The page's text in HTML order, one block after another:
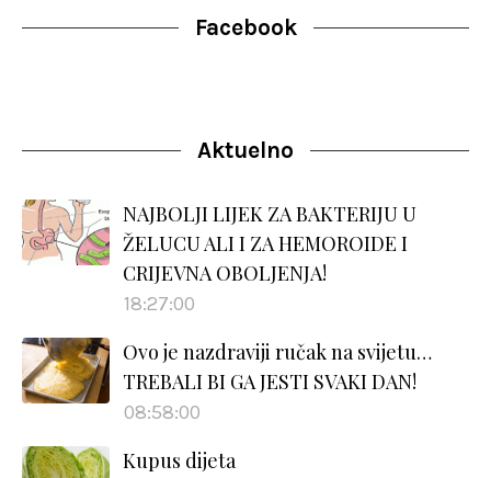
Facebook
Aktuelno
NAJBOLJI LIJEK ZA BAKTERIJU U
ŽELUCU ALI I ZA HEMOROIDE I
CRIJEVNA OBOLJENJA!
18:27:00
Ovo je nazdraviji ručak na svijetu…
TREBALI BI GA JESTI SVAKI DAN!
08:58:00
Kupus dijeta